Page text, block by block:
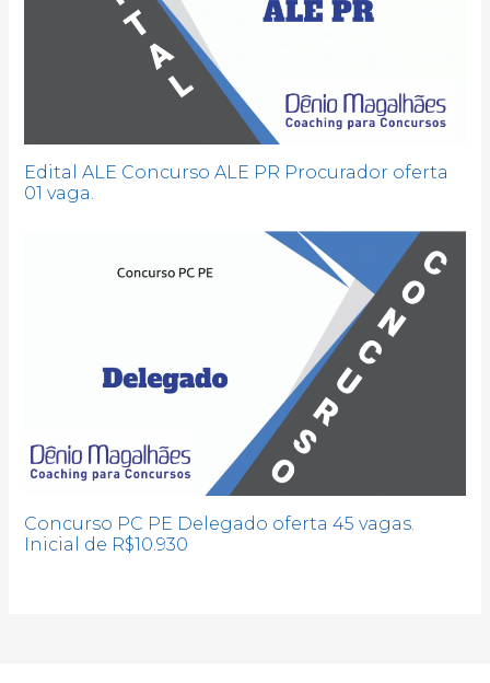
Edital ALE Concurso ALE PR Procurador oferta
01 vaga.
Concurso PC PE Delegado oferta 45 vagas.
Inicial de R$10.930